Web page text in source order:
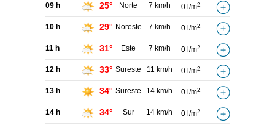
09 h 25° Norte 7 km/h 0 l/m2
10 h 29° Noreste 7 km/h 0 l/m2
11 h 31° Este 7 km/h 0 l/m2
12 h 33° Sureste 11 km/h 0 l/m2
13 h 34° Sureste 14 km/h 0 l/m2
14 h 34° Sur 14 km/h 0 l/m2